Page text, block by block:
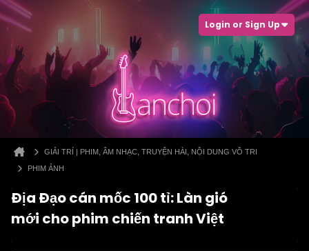
Login or Sign Up
GIẢI TRÍ | PHIM, ÂM NHẠC, TRUYỆN HÀI, NỘI DUNG VÔ TRI
PHIM ẢNH
Địa Đạo cán mốc 100 tỉ: Làn gió
mới cho phim chiến tranh Việt